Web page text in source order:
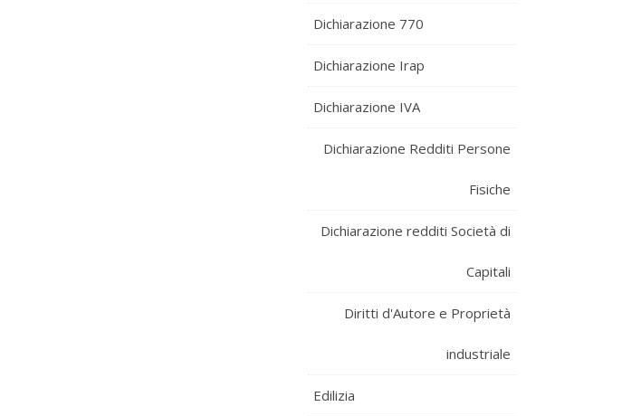
Dichiarazione 770
Dichiarazione Irap
Dichiarazione IVA
Dichiarazione Redditi Persone
Fisiche
Dichiarazione redditi Società di
Capitali
Diritti d'Autore e Proprietà
industriale
Edilizia